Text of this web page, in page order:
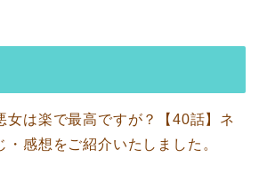
女は楽で最高ですが？【40話】ネ
・感想をご紹介いたしました。